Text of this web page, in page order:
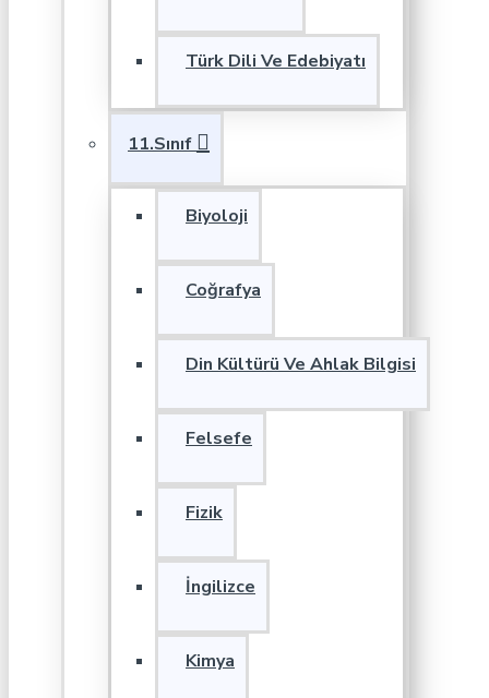
Türk Dili Ve Edebiyatı
11.Sınıf
Biyoloji
Coğrafya
Din Kültürü Ve Ahlak Bilgisi
Felsefe
Fizik
İngilizce
Kimya